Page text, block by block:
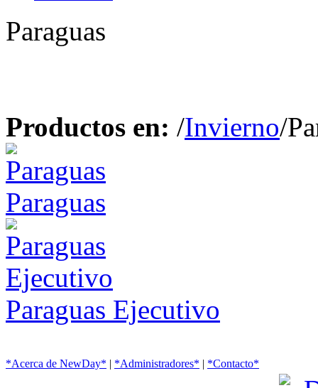
Paraguas
Productos en: /Invierno/
Paraguas
Paraguas Ejecutivo
*Acerca de NewDay* | *Administradores* | *Contacto*